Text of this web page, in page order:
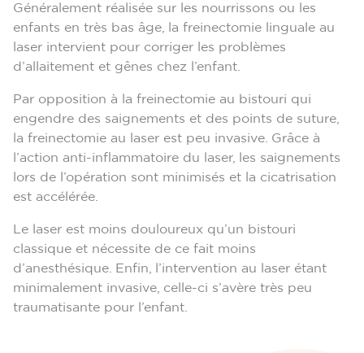
Généralement réalisée sur les nourrissons ou les
enfants en très bas âge, la freinectomie linguale au
laser intervient pour corriger les problèmes
d’allaitement et gênes chez l’enfant.
Par opposition à la freinectomie au bistouri qui
engendre des saignements et des points de suture,
la freinectomie au laser est peu invasive. Grâce à
l’action anti-inflammatoire du laser, les saignements
lors de l’opération sont minimisés et la cicatrisation
est accélérée.
Le laser est moins douloureux qu’un bistouri
classique et nécessite de ce fait moins
d’anesthésique. Enfin, l’intervention au laser étant
minimalement invasive, celle-ci s’avère très peu
traumatisante pour l’enfant.